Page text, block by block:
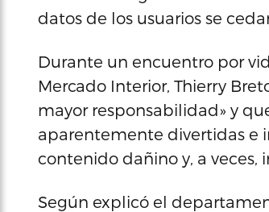
datos de los usuarios se
Durante un encuentro por
Mercado Interior, Thierry
mayor responsabilidad» y
aparentemente divertidas e
contenido dañino y, a
Según explicó el